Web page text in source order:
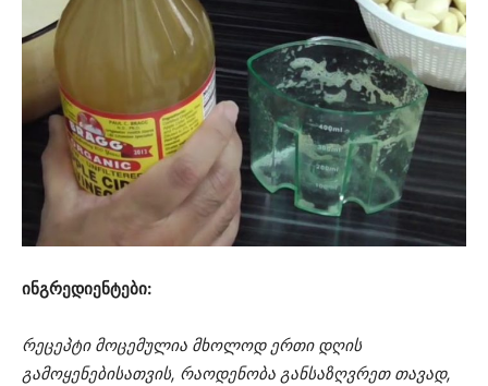
ინგრედიენტები:
რეცეპტი მოცემულია მხოლოდ ერთი დღის
გამოყენებისათვის, რაოდენობა განსაზღვრეთ თავად,